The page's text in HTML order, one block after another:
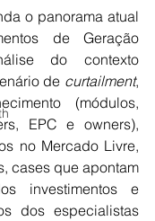
o panorama atual
de Geração
do contexto
de curtailment,
(módulos,
EPC e owners),
no Mercado Livre,
cases que apontam
investimentos e
dos especialistas